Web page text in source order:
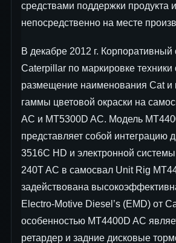
средствами поддержки продукта
непосредственно на месте
В декабре 2012 г. Корпоративный
Caterpillar по маркировке техники
размещение наименования Cat и
гаммы цветовой окраски на
AC и MT5300D AC. Модель
представляет собой интеграцию
3516C HD и электронной
240T AC в самосвал Unit Rig
задействована
Electro-Motive Diesel’s (EMD) от
особенностью MT4400D AC
ретардер и задние дисковые